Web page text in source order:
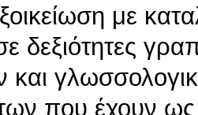
με
δεξιότητες
και
που έχουν